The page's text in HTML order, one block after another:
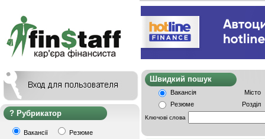
Рубрикатор
Вакансії Резюме
Швидкий
Вакансія
Місто
Резюме
Розділ
Ключові слова